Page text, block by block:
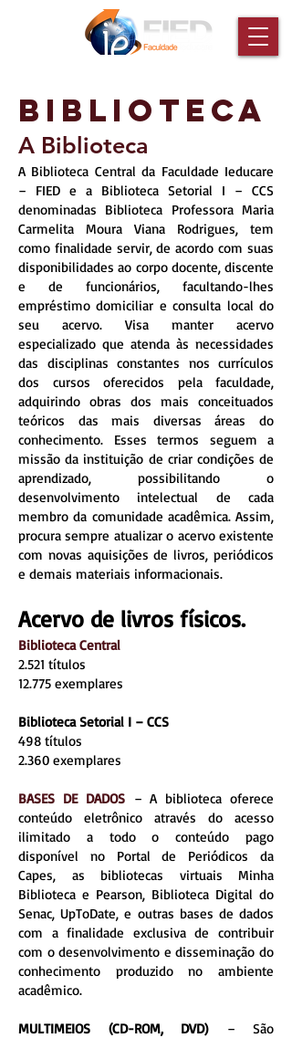
BIBLIOTECA
A Biblioteca
A Biblioteca Central da Faculdade Ieducare
– FIED e a Biblioteca Setorial I – CCS
denominadas Biblioteca Professora Maria
Carmelita Moura Viana Rodrigues, tem
como finalidade servir, de acordo com suas
disponibilidades ao corpo docente, discente
e de funcionários, facultando-lhes
empréstimo domiciliar e consulta local do
seu acervo. Visa manter acervo
especializado que atenda às necessidades
das disciplinas constantes nos currículos
dos cursos oferecidos pela faculdade,
adquirindo obras dos mais conceituados
teóricos das mais diversas áreas do
conhecimento. Esses termos seguem a
missão da instituição de criar condições de
aprendizado, possibilitando o
desenvolvimento intelectual de cada
membro da comunidade acadêmica. Assim,
procura sempre atualizar o acervo existente
com novas aquisições de livros, periódicos
e demais materiais informacionais.
Acervo de livros físicos.
Biblioteca Central
2.521 títulos
12.775 exemplares
Biblioteca Setorial I – CCS
498 títulos
2.360 exemplares
BASES DE DADOS– A biblioteca oferece
conteúdo eletrônico através do acesso
ilimitado a todo o conteúdo pago
disponível no Portal de Periódicos da
Capes, as bibliotecas virtuais Minha
Biblioteca e Pearson, Biblioteca Digital do
Senac, UpToDate, e outras bases de dados
com a finalidade exclusiva de contribuir
com o desenvolvimento e disseminação do
conhecimento produzido no ambiente
acadêmico.
MULTIMEIOS (CD-ROM, DVD)– São